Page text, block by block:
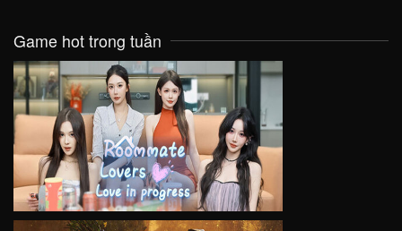
Game hot trong tuần
VIEW